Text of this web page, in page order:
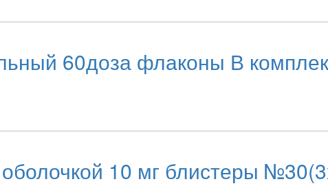
60доза флаконы В
10 мг блистеры